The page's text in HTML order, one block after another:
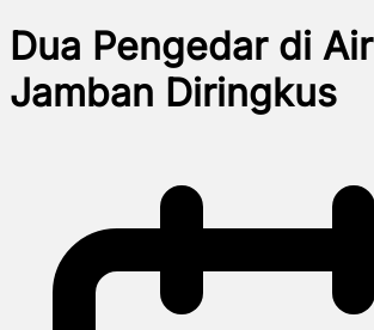
Dua Pengedar di Air
Jamban Diringkus